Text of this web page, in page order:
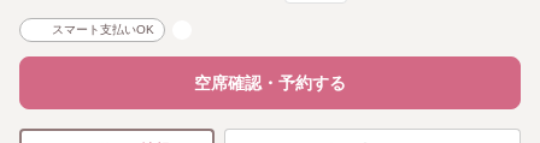
スマート支払いOK
空席確認・予約する